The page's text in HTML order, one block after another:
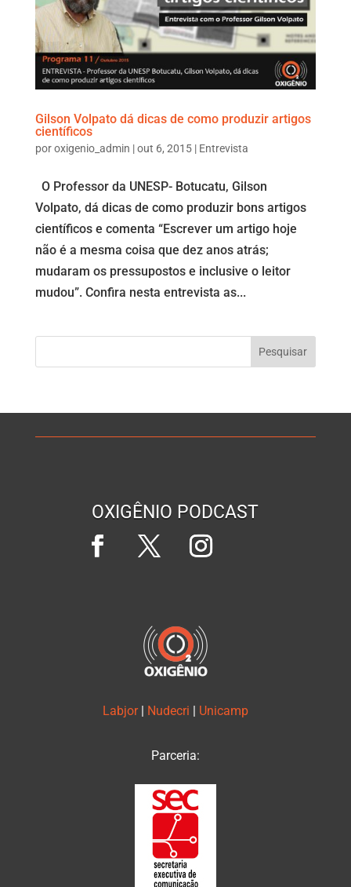
Gilson Volpato dá dicas de como produzir artigos
científicos
poroxigenio_admin |out 6, 2015| Entrevista
O Professor da UNESP- Botucatu, Gilson
Volpato, dá dicas de como produzir bons artigos
científicos e comenta “Escrever um artigo hoje
não é a mesma coisa que dez anos atrás;
mudaram os pressupostos e inclusive o leitor
mudou”. Confira nesta entrevista as...
OXIGÊNIO PODCAST
Labjor Nudecri Unicamp
Parceria: